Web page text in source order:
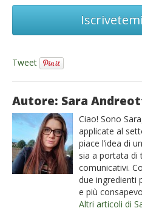
Iscrivetemi
Tweet
Autore: Sara
Ciao! Sono
applicate al
piace l’idea di
sia a portata di
comunicativi.
due ingredienti
e più
Altri articoli di